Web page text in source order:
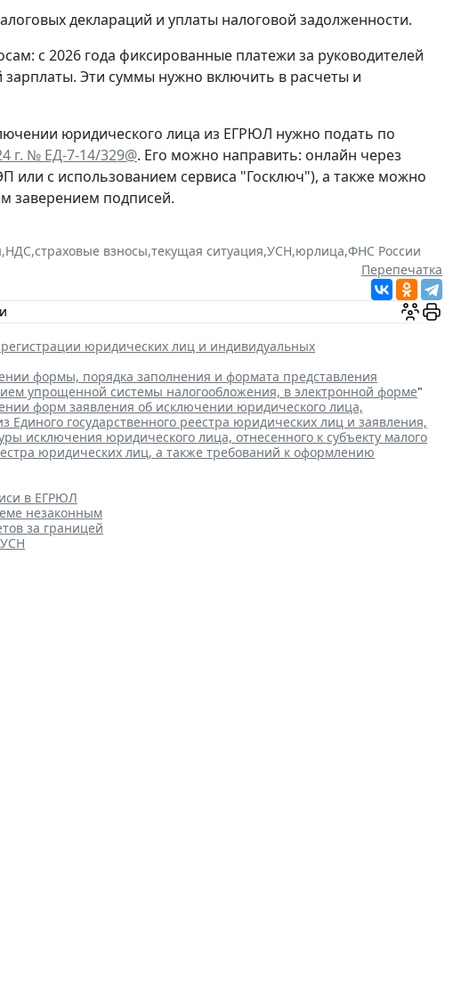
деклараций и уплаты налоговой задолженности.
с 2026 года фиксированные платежи за руководителей
Эти суммы нужно включить в расчеты и
юридического лица из ЕГРЮЛ нужно подать по
г. № ЕД-7-14/329@. Его можно направить: онлайн через
или с использованием сервиса "Госключ"), а также можно
заверением подписей.
,НДС,страховые взносы,текущая ситуация,УСН,юрлица,ФНС России
Перепечатка
юридических лиц и индивидуальных
формы, порядка заполнения и формата представления
упрощенной системы налогообложения, в электронной форме"
форм заявления об исключении юридического лица,
Единого государственного реестра юридических лиц и заявления,
исключения юридического лица, отнесенного к субъекту малого
юридических лиц, а также требований к оформлению
в ЕГРЮЛ
незаконным
за границей